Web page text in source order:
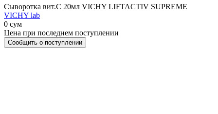
Сыворотка вит.С 20мл VICHY LIFTACTIV SUPREME
VICHY lab
0 сум
Цена при последнем поступлении
Сообщить о поступлении